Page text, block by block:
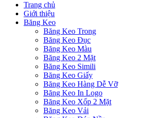
Trang chủ
Giới thiệu
Băng Keo
Băng Keo Trong
Băng Keo Đục
Băng Keo Màu
Băng Keo 2 Mặt
Băng Keo Simili
Băng Keo Giấy
Băng Keo Hàng Dễ Vỡ
Băng Keo In Logo
Băng Keo Xốp 2 Mặt
Băng Keo Vải